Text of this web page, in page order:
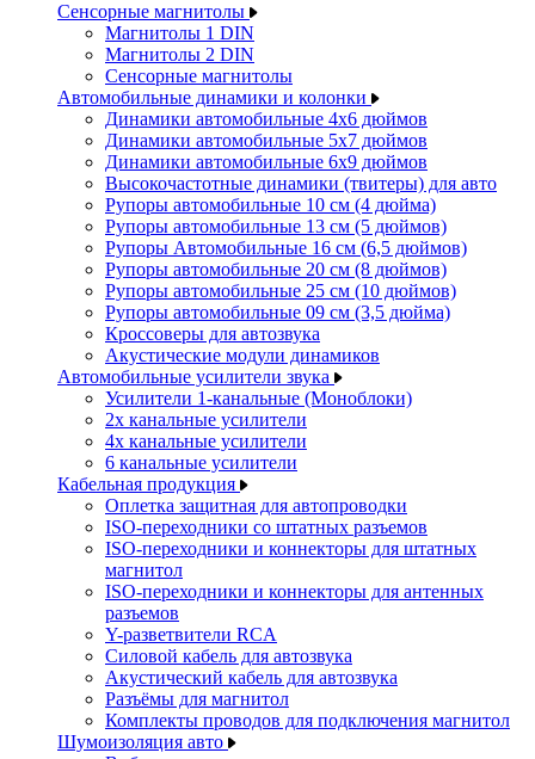
Сенсорные магнитолы
Магнитолы 1 DIN
Магнитолы 2 DIN
Сенсорные магнитолы
Автомобильные динамики и колонки
Динамики автомобильные 4x6 дюймов
Динамики автомобильные 5x7 дюймов
Динамики автомобильные 6x9 дюймов
Высокочастотные динамики (твитеры) для авто
Рупоры автомобильные 10 см (4 дюйма)
Рупоры автомобильные 13 см (5 дюймов)
Рупоры Автомобильные 16 см (6,5 дюймов)
Рупоры автомобильные 20 см (8 дюймов)
Рупоры автомобильные 25 см (10 дюймов)
Рупоры автомобильные 09 см (3,5 дюйма)
Кроссоверы для автозвука
Акустические модули динамиков
Автомобильные усилители звука
Усилители 1-канальные (Моноблоки)
2х канальные усилители
4х канальные усилители
6 канальные усилители
Кабельная продукция
Оплетка защитная для автопроводки
ISO-переходники со штатных разъемов
ISO-переходники и коннекторы для штатных
магнитол
ISO-переходники и коннекторы для антенных
разъемов
Y-разветвители RCA
Силовой кабель для автозвука
Акустический кабель для автозвука
Разъёмы для магнитол
Комплекты проводов для подключения магнитол
Шумоизоляция авто